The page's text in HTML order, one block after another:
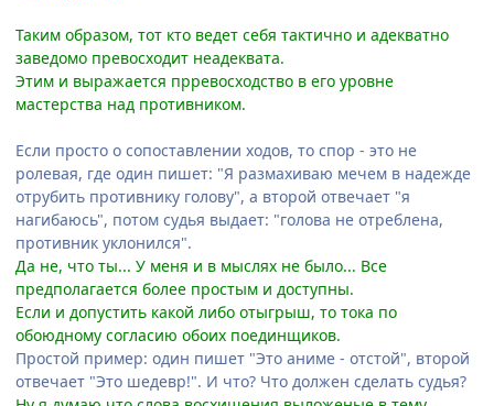
Таким образом, тот кто ведет себя тактично и адекватно
заведомо превосходит неадеквата.
Этим и выражается прревосходство в его уровне
мастерства над противником.
Если просто о сопоставлении ходов, то спор - это не
ролевая, где один пишет: "Я размахиваю мечем в надежде
отрубить противнику голову", а второй отвечает "я
нагибаюсь", потом судья выдает: "голова не отреблена,
противник уклонился".
Да не, что ты... У меня и в мыслях не было... Все
предполагается более простым и доступны.
Если и допустить какой либо отыгрыш, то тока по
обоюдному согласию обоих поединщиков.
Простой пример: один пишет "Это аниме - отстой", второй
отвечает "Это шедевр!". И что? Что должен сделать судья?